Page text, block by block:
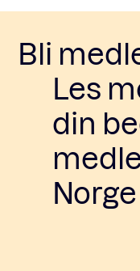
Bli
Les
din
Norge